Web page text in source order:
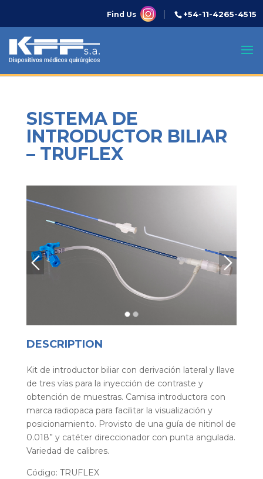
Find Us +54-11-4265-4515
SISTEMA DE
INTRODUCTOR BILIAR
– TRUFLEX
DESCRIPTION
Kit de introductor biliar con derivación lateral y llave
de tres vías para la inyección de contraste y
obtención de muestras. Camisa introductora con
marca radiopaca para facilitar la visualización y
posicionamiento. Provisto de una guía de nitinol de
0.018” y catéter direccionador con punta angulada.
Variedad de calibres.
Código: TRUFLEX